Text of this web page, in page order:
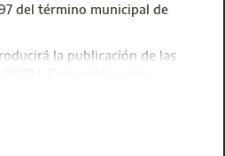
del término municipal de
la publicación de las
a un parte importante del texto